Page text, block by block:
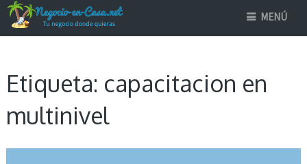
MENÚ
Etiqueta: capacitacion en
multinivel